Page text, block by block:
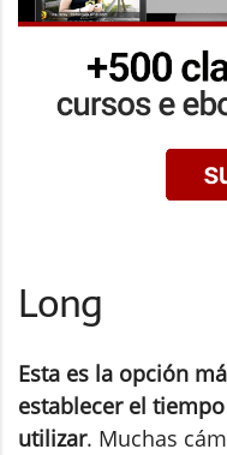
Long
Esta es la opción
establecer el
utilizar. Muchas